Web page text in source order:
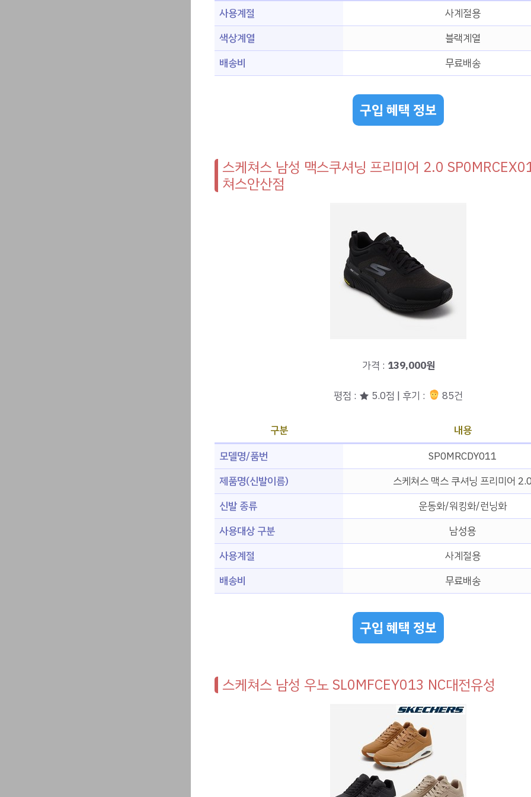
사용계절
사계절용
색상계열
블랙계열
배송비
무료배송
구입 혜택 정보
스케쳐스 남성 맥스쿠셔닝 프리미어 2.0
쳐스안산점
가격 : 139,000원
평점 : ★ 5.0점 | 후기 : 85건
구분
내용
모델명/품번
SP0MRCDY011
제품명(신발이름)
스케쳐스 맥스 쿠셔닝 프리미어
신발 종류
운동화/워킹화/런닝화
사용대상 구분
남성용
사용계절
사계절용
배송비
무료배송
구입 혜택 정보
스케쳐스 남성 우노 SL0MFCEY013 NC대전유성